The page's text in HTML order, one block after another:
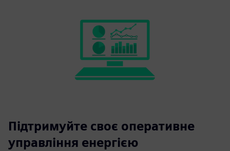
Підтримуйте своє оперативне
управління енергією